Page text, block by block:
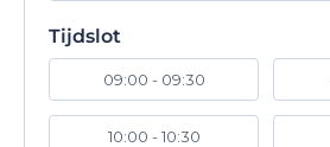
Tijdslot
09:00 - 09:30
10:00 - 10:30